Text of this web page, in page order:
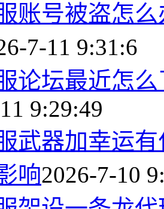
账号被盗怎
7-11 9:31:6
论坛最近怎
9:29:49
武器加幸运
响2026-7-10